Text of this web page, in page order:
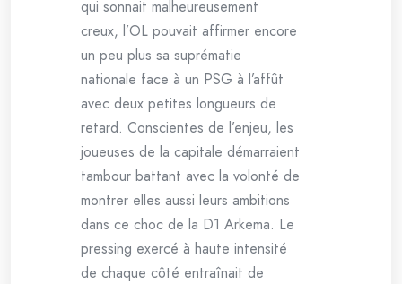
qui sonnait malheureusement
creux, l’OL pouvait affirmer encore
un peu plus sa suprématie
nationale face à un PSG à l’affût
avec deux petites longueurs de
retard. Conscientes de l’enjeu, les
joueuses de la capitale démarraient
tambour battant avec la volonté de
montrer elles aussi leurs ambitions
dans ce choc de la D1 Arkema. Le
pressing exercé à haute intensité
de chaque côté entraînait de